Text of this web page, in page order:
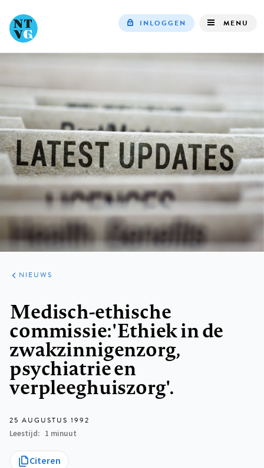
navigation
INLOGGEN MENU
ARTIKELEN
HET
KORT
NIEUWS
Medisch-ethische
commissie: 'Ethiek in de
zwakzinnigenzorg,
psychiatrie en
verpleeghuiszorg'.
25 AUGUSTUS 1992
Leestijd
1 minuut
Citeren